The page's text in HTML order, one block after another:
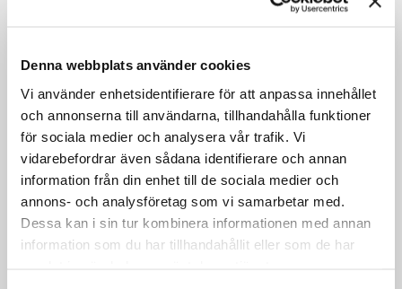
Denna webbplats använder cookies
Vi använder enhetsidentifierare för att anpassa innehållet
och annonserna till användarna, tillhandahålla funktioner
för sociala medier och analysera vår trafik. Vi
vidarebefordrar även sådana identifierare och annan
information från din enhet till de sociala medier och
annons- och analysföretag som vi samarbetar med.
Dessa kan i sin tur kombinera informationen med annan
information som du har tillhandahållit eller som de har
Senior account manager till
Jungheinrich Östersund
Östersund Försäljning / säljjobb